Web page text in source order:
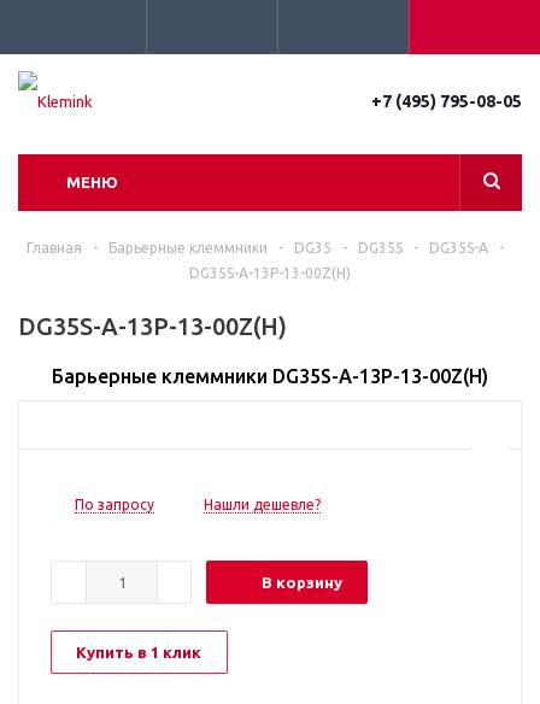
+7 (495) 795-08-05
МЕНЮ
Главная - Барьерные клеммники - DG35 - DG35S - DG35S-A
-
DG35S-A-13P-13-00Z(H)
DG35S-A-13P-13-00Z(H)
Барьерные клеммники DG35S-A-13P-13-00Z(H)
По запросу Нашли дешевле?
В корзину
Купить в 1 клик